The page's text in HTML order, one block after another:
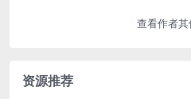
查看作者其
资源推荐